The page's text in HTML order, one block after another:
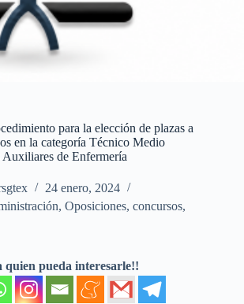
para la elección de plazas a
en la categoría Técnico Medio
de Enfermería
24 enero, 2024
, Oposiciones, concursos,
quien pueda interesarle!!